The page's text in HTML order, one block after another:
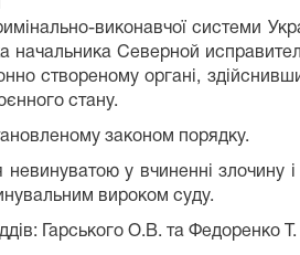
виконавчої системи
начальника Северной
створеному органі,
стану.
законом порядку.
невинуватою у вчиненні злочину
вироком суду.
Гарського О.В. та Федоренко Т.